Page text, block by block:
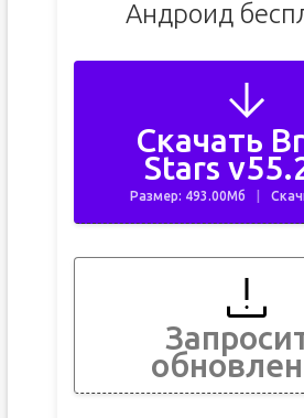
Андроид
Скачать
Stars
Размер: 493.00Мб